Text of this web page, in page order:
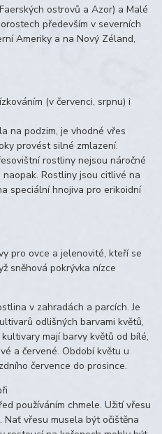
ostrovů a Azor) a Malé
především v severních
Ameriky a na Nový Zéland,
(v červenci, srpnu) i
na podzim, je vhodné vřes
provést silné zmlazení.
rostliny nejsou náročné
Rostliny jsou citlivé na
speciální hnojiva pro erikoidní
pro ovce a jelenovité, kteří se
sněhová pokrývka nízce
v zahradách a parcích. Je
odlišných barvami květů,
mají barvy květů od bílé,
a červené. Období květu u
července do prosince.
používáním chmele. Užití vřesu
vřesu musela být očištěna